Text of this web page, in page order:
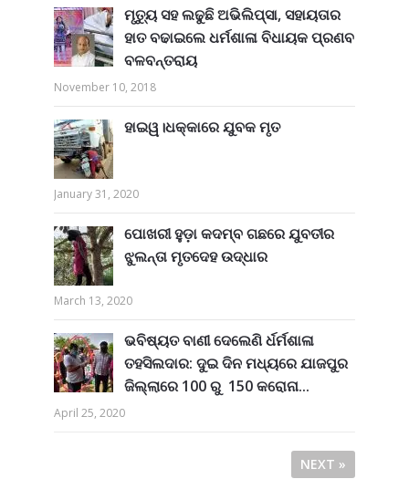
ମୃତ୍ୟୁ ସହ ଲଢୁଛି ଅଭିଲିପ୍ସା, ସହାୟତାର
ହାତ ବଢାଇଲେ ଧର୍ମଶାଳା ବିଧାୟକ ପ୍ରଣବ
ବଳବନ୍ତରାୟ
November 10, 2018
ହାଇୱ।ଧକ୍କାରେ ଯୁବକ ମୃତ
January 31, 2020
ପୋଖରୀ ହୁଡ଼ା କଦମ୍ବ ଗଛରେ ଯୁବତୀର
ଝୁଲନ୍ତା ମୃତଦେହ ଉଦ୍ଧାର
March 13, 2020
ଭବିଷ୍ୟତ ବାଣୀ ଦେଲେଣି ର୍ଧର୍ମଶାଳା
ତହସିଲଦାର: ଦୁଇ ଦିନ ମଧ୍ୟରେ ଯାଜପୁର
ଜିଲ୍ଲାରେ 100 ରୁ 150 କରୋନା...
April 25, 2020
NEXT »